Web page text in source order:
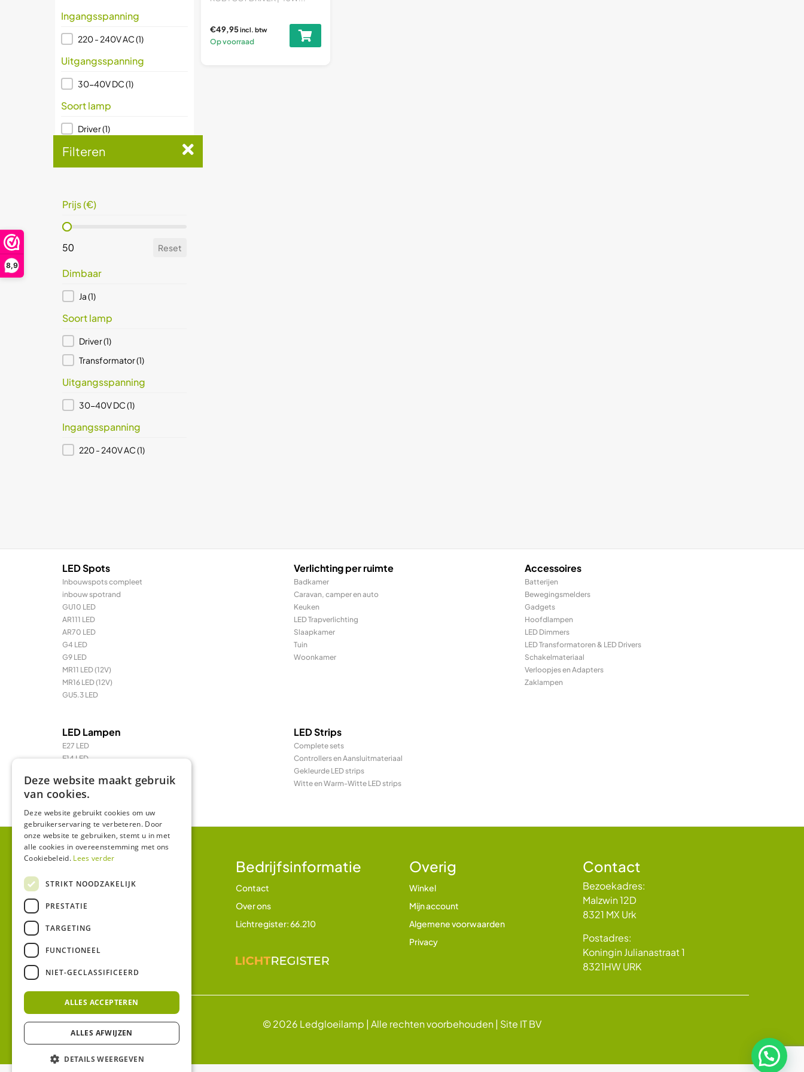
8,9
Ingangsspanning
Ingangsspanning
220 - 240V AC(1)
Uitgangsspanning
Uitgangsspanning
30-40V DC(1)
Soort lamp
Soort lamp
Driver(1)
Transformator
Dimbaar
Prijs (€)
€49,95incl. btw
Op voorraad
Filteren
Prijs (€)
Prijs (€)
50 Reset
Dimbaar
Dimbaar
Ja(1)
Soort lamp
Soort lamp
Driver(1)
Transformator(1)
Uitgangsspanning
Uitgangsspanning
30-40V DC(1)
Ingangsspanning
Ingangsspanning
220 - 240V AC(1)
LED Spots
Inbouwspots compleet
inbouw spotrand
GU10 LED
AR111 LED
AR70 LED
G4 LED
G9 LED
MR11 LED (12V)
MR16 LED (12V)
GU5.3 LED
Verlichting per ruimte
Badkamer
Caravan, camper en auto
Keuken
LED Trapverlichting
Slaapkamer
Tuin
Woonkamer
Accessoires
Batterijen
Bewegingsmelders
Gadgets
Hoofdlampen
LED Dimmers
LED Transformatoren & LED Drivers
Schakelmateriaal
Verloopjes en Adapters
Zaklampen
LED Lampen
E27 LED
E14 LED
LED TL & LED PL
R7 / R7s LED
LED Strips
Complete sets
Controllers en Aansluitmateriaal
Gekleurde LED strips
Witte en Warm-Witte LED strips
Klantenservice
Betalen en betaalmethodes
Verzending en bezorging
Retourbeleid
Bedrijfsinformatie
Contact
Over ons
Lichtregister: 66.210
Overig
Winkel
Mijn account
Algemene voorwaarden
Privacy
Contact
Bezoekadres:
Malzwin 12D
8321 MX Urk
Postadres:
Koningin Julianastraat 1
8321HW URK
© 2026 Ledgloeilamp | Alle rechten voorbehouden | Site IT BV
Deze website maakt gebruik
van cookies.
Deze website gebruikt cookies om uw
gebruikerservaring te verbeteren. Door
onze website te gebruiken, stemt u in met
alle cookies in overeenstemming met ons
Cookiebeleid. Lees verder
STRIKT NOODZAKELIJK
PRESTATIE
TARGETING
FUNCTIONEEL
NIET-GECLASSIFICEERD
ALLES ACCEPTEREN
ALLES AFWIJZEN
DETAILS WEERGEVEN